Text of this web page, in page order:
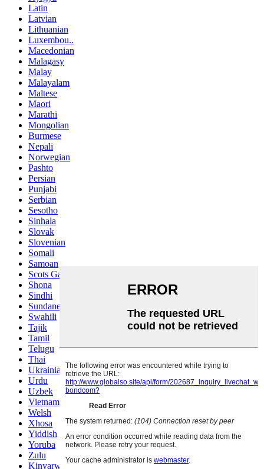
Latin
Latvian
Lithuanian
Luxembou..
Macedonian
Malagasy
Malay
Malayalam
Maltese
Maori
Marathi
Mongolian
Burmese
Nepali
Norwegian
Pashto
Persian
Punjabi
Serbian
Sesotho
Sinhala
Slovak
Slovenian
Somali
Samoan
Scots Gaelic
Shona
Sindhi
Sundanese
Swahili
Tajik
Tamil
Telugu
Thai
Ukrainian
Urdu
Uzbek
Vietnamese
Welsh
Xhosa
Yiddish
Yoruba
Zulu
Kinyarwanda